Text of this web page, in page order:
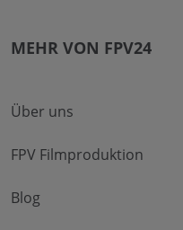
MEHR VON FPV24
Über uns
FPV Filmproduktion
Blog